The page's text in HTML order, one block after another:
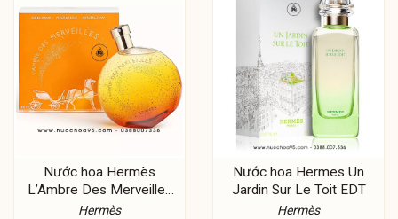
Nước hoa Hermès
L’Ambre Des Merveilles
EDP
Hermès
Nước hoa Hermes Un
Jardin Sur Le Toit EDT
Hermès